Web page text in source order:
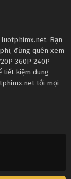
Bạn
đừng quên xem
360P 240P
tiết kiệm dung
tới mọi